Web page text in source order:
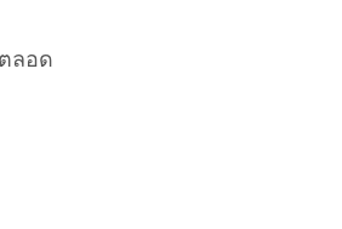
ลอด